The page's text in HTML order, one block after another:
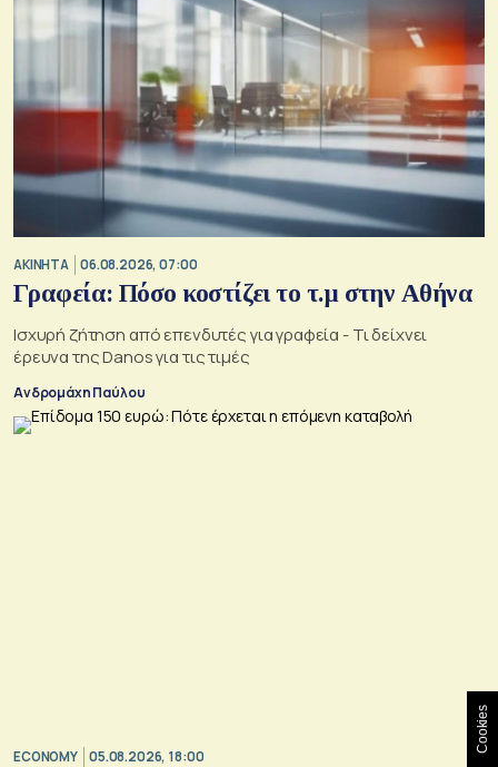
ΑΚΙΝΗΤΑ 06.08.2026, 07:00
Γραφεία: Πόσο κοστίζει το τ.μ στην Αθήνα
Ισχυρή ζήτηση από επενδυτές για γραφεία - Τι δείχνει
έρευνα της Danos για τις τιμές
Ανδρομάχη Παύλου
ECONOMY 05.08.2026, 18:00
Cookies